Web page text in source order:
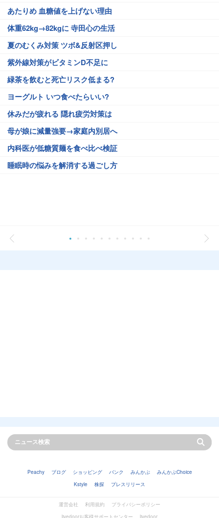
あたりめ 血糖値を上げない理由
体重62kg→82kgに 寺田心の生活
夏のむくみ対策 ツボ&反射区押し
紫外線対策がビタミンD不足に
緑茶を飲むと死亡リスク低まる?
ヨーグルト いつ食べたらいい?
休みだが疲れる 隠れ疲労対策は
母が娘に減量強要→家庭内別居へ
内科医が低糖質麺を食べ比べ検証
睡眠時の悩みを解消する過ごし方
Peachy ブログ ショッピング バンク みんかぶ
みんかぶChoice
Kstyle
株探 プレスリリース
運営会社 利用規約
プライバシーポリシー
livedoorお客様サポートセンター
livedoor